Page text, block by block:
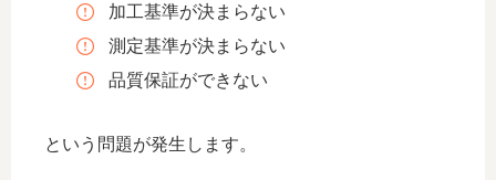
加工基準が決まらない
測定基準が決まらない
品質保証ができない
という問題が発生します。